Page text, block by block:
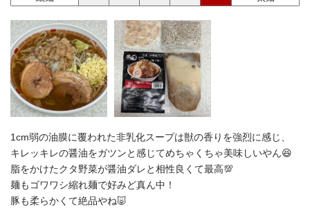
1cm弱の油膜に覆われた非乳化スープは獣の香りを強烈に感じ、
キレッキレの醤油をガツンと感じてめちゃくちゃ美味しいやん😆
脂をかけたクタ野菜が醤油ダレと相性良くて最高💯
麺もゴワワシ縮れ麺で好みど真ん中！
豚も柔らかくて絶品やね🐷